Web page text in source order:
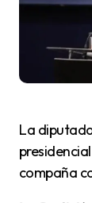
La diputada Paula Olivetto pidió que el vocero
compaña